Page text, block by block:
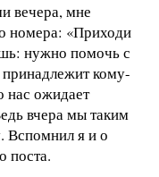
вечера, мне
номера: «Приходи
нужно помочь с
кому-
нас ожидает
вчера мы таким
Вспомнил я и о
поста.